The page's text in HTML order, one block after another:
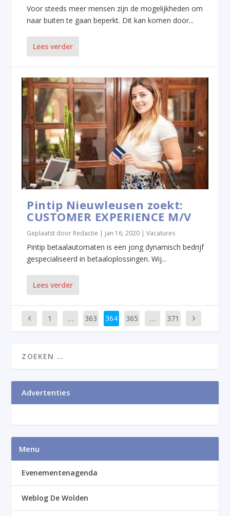
Voor steeds meer mensen zijn de mogelijkheden om
naar buiten te gaan beperkt. Dit kan komen door...
Lees verder
Pintip Nieuwleusen zoekt:
CUSTOMER EXPERIENCE M/V
Geplaatst door Redactie | jan 16, 2020 |Vacatures
Pintip betaalautomaten is een jong dynamisch bedrijf
gespecialiseerd in betaaloplossingen. Wij...
Lees verder
1 … 363 364 365 … 371
Advertenties
Menu
Evenementenagenda
Weblog De Wolden